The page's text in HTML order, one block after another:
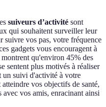
suiveurs d’activité sont
qui souhaitent surveiller leur
suivre vos pas, votre fréquence
gadgets vous encouragent à
qu'environ 45% des
sentent plus motivés à réaliser
un suivi d'activité à votre
vos objectifs de santé,
avec vos amis, enracinant ainsi